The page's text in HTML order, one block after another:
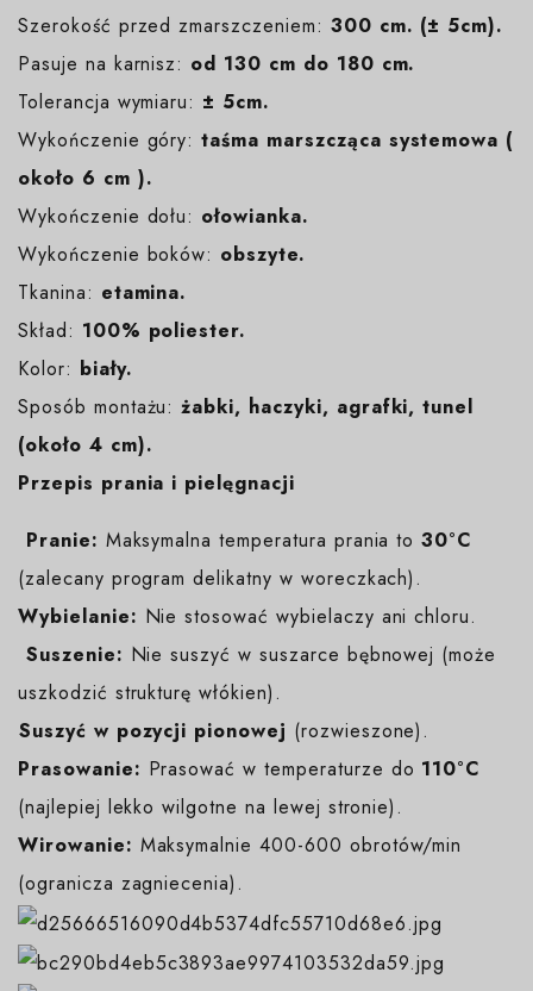
Szerokość przed zmarszczeniem: 300 cm. (± 5cm).
Pasuje na karnisz: od 130 cm do 180 cm.
Tolerancja wymiaru: ± 5cm.
Wykończenie góry:taśma marszcząca systemowa (
około 6 cm ).
Wykończenie dołu: ołowianka.
Wykończenie boków: obszyte.
Tkanina: etamina.
Skład: 100% poliester.
Kolor: biały.
Sposób montażu:żabki, haczyki, agrafki, tunel
(około 4 cm).
Przepis prania i pielęgnacji
Pranie: Maksymalna temperatura prania to30°C
(zalecany program delikatny w woreczkach).
Wybielanie: Nie stosować wybielaczy ani chloru.
Suszenie: Nie suszyć w suszarce bębnowej (może
uszkodzić strukturę włókien).
️Suszyć w pozycji pionowej (rozwieszone).
Prasowanie: Prasować w temperaturze do 110°C
(najlepiej lekko wilgotne na lewej stronie).
Wirowanie: Maksymalnie 400-600 obrotów/min
(ogranicza zagniecenia).